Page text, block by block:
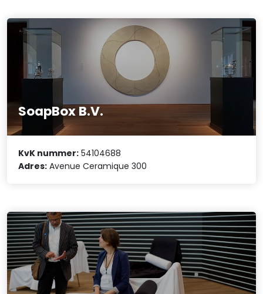
SoapBox B.V.
KvK nummer: 54104688
Adres: Avenue Ceramique 300